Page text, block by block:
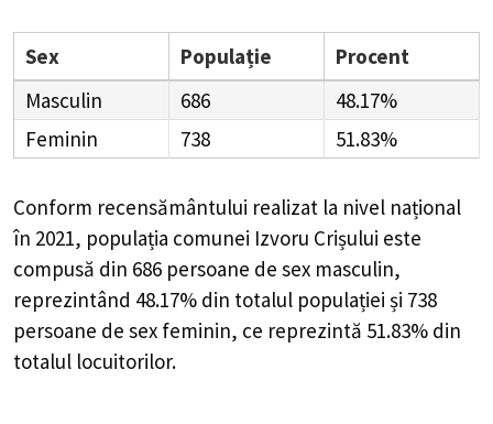
Sex Populație
Procent
Masculin
686
48.17%
Feminin
738 51.83%
Conform recensământului realizat la nivel național
în 2021, populația comunei Izvoru Crișului este
compusă din 686 persoane de sex masculin,
reprezintând 48.17% din totalul populației și 738
persoane de sex feminin, ce reprezintă 51.83% din
totalul locuitorilor.